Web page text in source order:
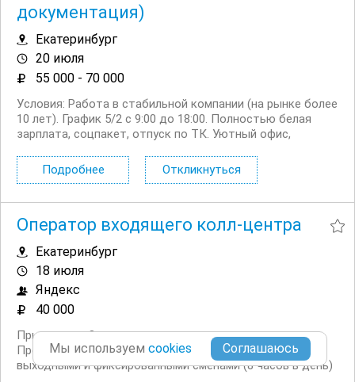
документация)
Екатеринбург
20 июля
55 000 - 70 000
Условия: Работа в стабильной компании (на рынке более
10 лет). График 5/2 с 9:00 до 18:00. Полностью белая
зарплата, соцпакет, отпуск по ТК. Уютный офис,
документации (счета, акты, накладные). ...
Подробнее Откликнуться
Оператор входящего колл-центра
Екатеринбург
18 июля
Яндекс
40 000
Приглашаем Операторов входящего колл центра.
Предлагаем: График работы: 5/2 с плавающими
выходными и фиксированными сменами (8 часов в день)
Мы используем cookies